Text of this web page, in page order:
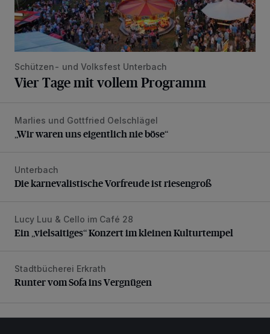
Schützen- und Volksfest Unterbach
Vier Tage mit vollem Programm
„Wir waren uns eigentlich nie böse“
Marlies und Gottfried Oelschlägel
„Wir waren uns eigentlich nie böse“
Die karnevalistische Vorfreude ist riesengroß
Unterbach
Die karnevalistische Vorfreude ist riesengroß
Ein „vielsaitiges“ Konzert im kleinen Kulturtempel
Lucy Luu & Cello im Café 28
Ein „vielsaitiges“ Konzert im kleinen Kulturtempel
Runter vom Sofa ins Vergnügen
Stadtbücherei Erkrath
Runter vom Sofa ins Vergnügen